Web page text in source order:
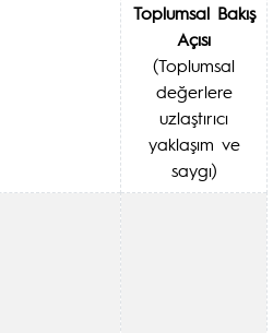
Toplumsal Bakış
Açısı
(Toplumsal
değerlere
uzlaştırıcı
yaklaşım ve
saygı)